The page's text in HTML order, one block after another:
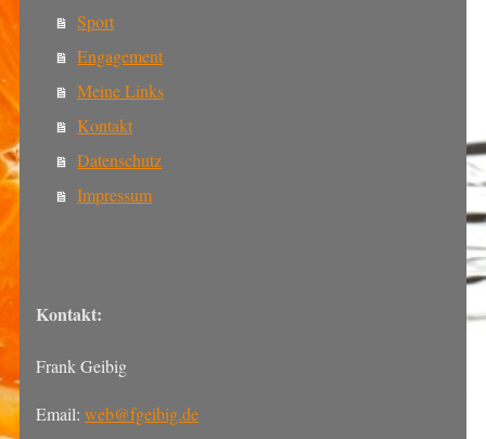
Sport
Engagement
Meine Links
Kontakt
Datenschutz
Impressum
Kontakt:
Frank Geibig
Email: web@fgeibig.de